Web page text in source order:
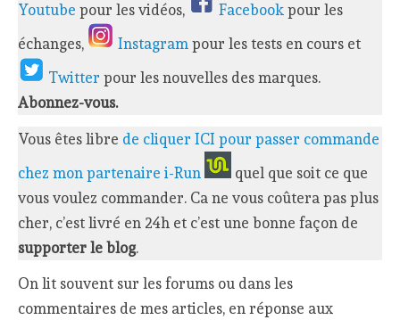
Youtube pour les vidéos, Facebookpour les
échanges,
Instagrampour les tests en cours et
Twitterpour les nouvelles des marques.
Abonnez-vous.
Vous êtes libre de cliquer ICI pour passer commande
chez mon partenaire i-Run
quel que soit ce que
vous voulez commander. Ca ne vous coûtera pas plus
cher, c’est livré en 24h et c’est une bonne façon de
supporter le blog.
On lit souvent sur les forums ou dans les
commentaires de mes articles, en réponse aux